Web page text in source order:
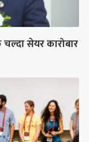
सेयर कारोबार